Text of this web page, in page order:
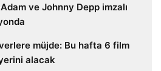
ve Johnny Depp imzalı
müjde: Bu hafta 6 film
alacak